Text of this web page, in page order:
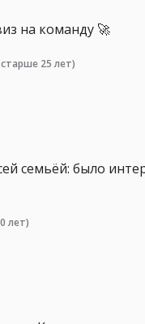
на команду 🚀
25 лет)
семьёй: было
лет)